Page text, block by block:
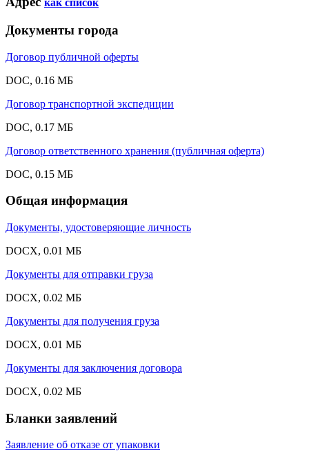
как список
Документы города
Договор публичной оферты
DOC, 0.16 МБ
Договор транспортной экспедиции
DOC, 0.17 МБ
Договор ответственного хранения (публичная оферта)
DOC, 0.15 МБ
Общая информация
Документы, удостоверяющие личность
DOCX, 0.01 МБ
Документы для отправки груза
DOCX, 0.02 МБ
Документы для получения груза
DOCX, 0.01 МБ
Документы для заключения договора
DOCX, 0.02 МБ
Бланки заявлений
Заявление об отказе от упаковки